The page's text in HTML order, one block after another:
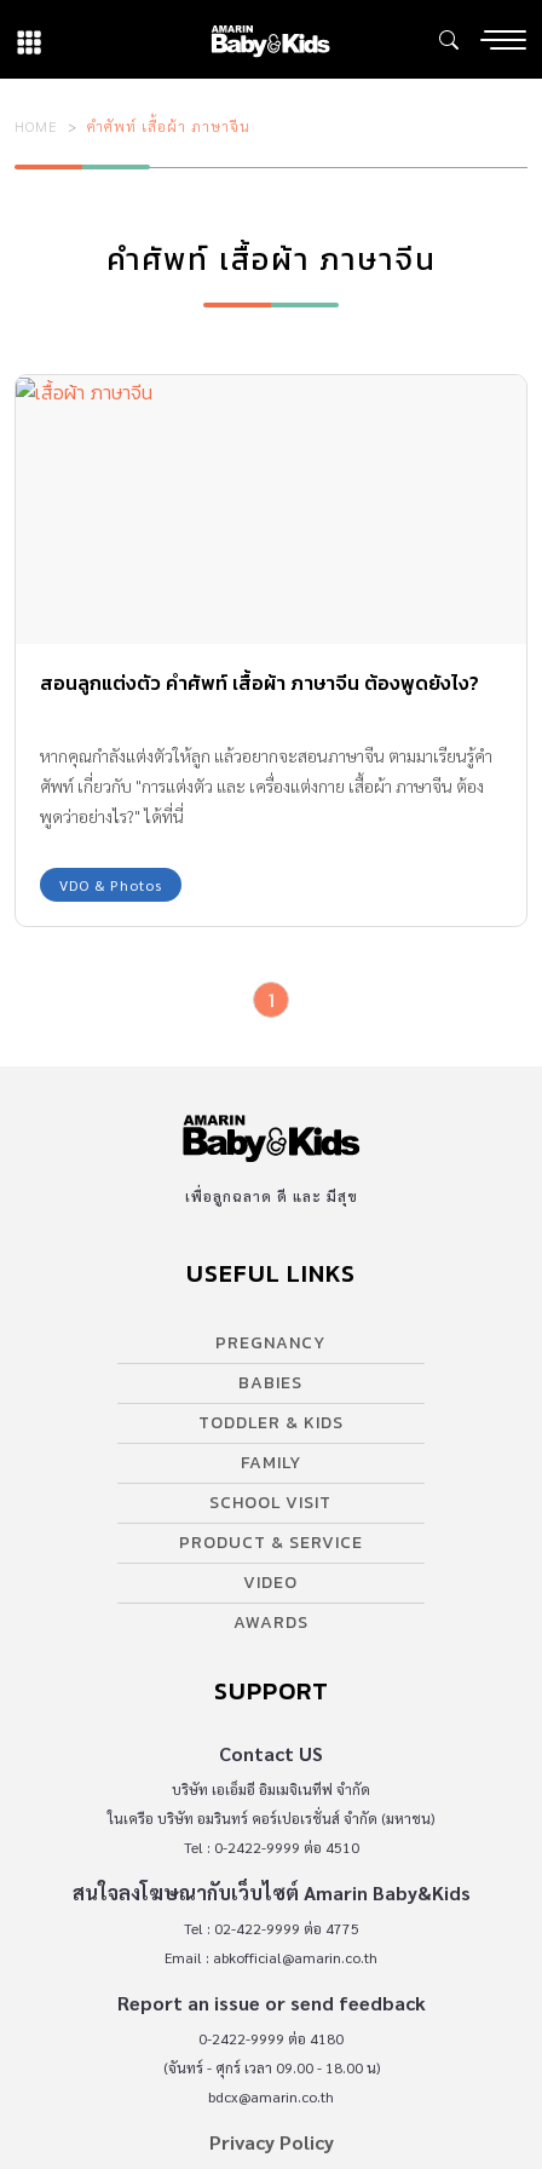
HOME คำศัพท์ เสื้อผ้า ภาษาจีน
คำศัพท์ เสื้อผ้า ภาษาจีน
สอนลูกแต่งตัว คำศัพท์ เสื้อผ้า ภาษาจีน ต้องพูดยังไง?
หากคุณกำลังแต่งตัวให้ลูก แล้วอยากจะสอนภาษาจีน ตามมาเรียนรู้คำ
ศัพท์ เกี่ยวกับ "การแต่งตัว และ เครื่องแต่งกาย เสื้อผ้า ภาษาจีน ต้อง
พูดว่าอย่างไร?" ได้ที่นี่
VDO & Photos
1
เพื่อลูกฉลาด ดี และ มีสุข
USEFUL LINKS
PREGNANCY
BABIES
TODDLER & KIDS
FAMILY
SCHOOL VISIT
PRODUCT & SERVICE
VIDEO
AWARDS
SUPPORT
Contact US
บริษัท เอเอ็มอี อิมเมจิเนทีฟ จำกัด
ในเครือ บริษัท อมรินทร์ คอร์เปอเรชั่นส์ จำกัด (มหาชน)
Tel : 0-2422-9999 ต่อ 4510
สนใจลงโฆษณากับเว็บไซต์ Amarin Baby&Kids
Tel : 02-422-9999 ต่อ 4775
Email : abkofficial@amarin.co.th
Report an issue or send feedback
0-2422-9999 ต่อ 4180
(จันทร์ - ศุกร์ เวลา 09.00 - 18.00 น)
bdcx@amarin.co.th
Privacy Policy